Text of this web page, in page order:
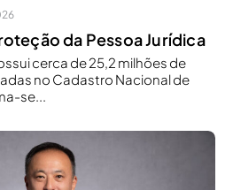
da Pessoa Jurídica
cerca de 25,2 milhões de
no Cadastro Nacional de
se...